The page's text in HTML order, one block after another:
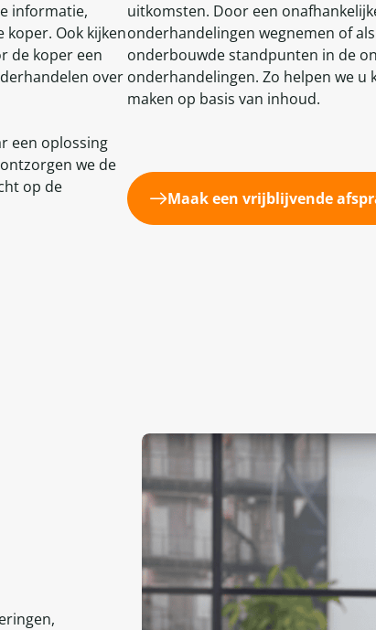
informatie,
Ook kijken
de koper een
over
een oplossing
we de
op de
uitkomsten. Door een
onderhandelingen wegnemen of
onderbouwde standpunten in de
onderhandelingen. Zo helpen we u
maken op basis van inhoud.
Maak een vrijblijvende